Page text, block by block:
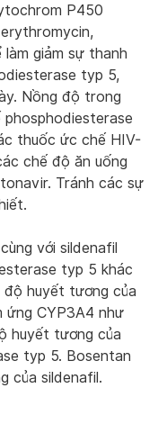
P450
giảm sự thanh
typ 5,
Nồng độ trong
thuốc ức chế HIV-
chế độ ăn uống
Tránh các sự
với sildenafil
typ 5 khác
huyết tương của
ứng CYP3A4 như
huyết tương của
typ 5. Bosentan
của sildenafil.